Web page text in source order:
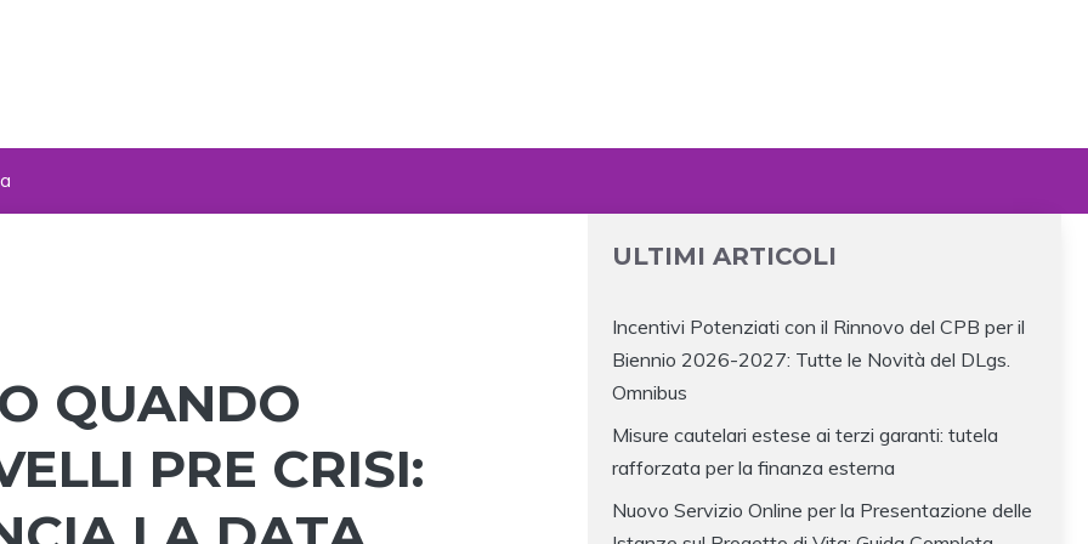
QUANDO
PRE CRISI:
ULTIMI ARTICOLI
Incentivi Potenziati con il Rinnovo del CPB per il
Biennio 2026-2027: Tutte le Novità del DLgs.
Omnibus
Misure cautelari estese ai terzi garanti: tutela
rafforzata per la finanza esterna
Nuovo Servizio Online per la Presentazione delle